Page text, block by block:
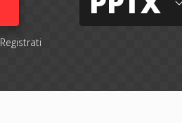
Registrati